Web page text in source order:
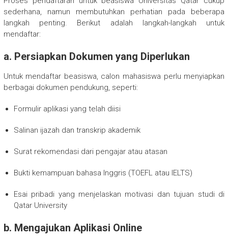
sederhana, namun membutuhkan perhatian pada beberapa
langkah penting. Berikut adalah langkah-langkah untuk
mendaftar:
a. Persiapkan Dokumen yang Diperlukan
Untuk mendaftar beasiswa, calon mahasiswa perlu menyiapkan
berbagai dokumen pendukung, seperti:
Formulir aplikasi yang telah diisi
Salinan ijazah dan transkrip akademik
Surat rekomendasi dari pengajar atau atasan
Bukti kemampuan bahasa Inggris (TOEFL atau IELTS)
Esai pribadi yang menjelaskan motivasi dan tujuan studi di
Qatar University
b. Mengajukan Aplikasi Online